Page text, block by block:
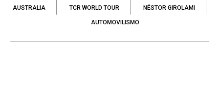
AUSTRALIA TCR WORLD TOUR NÉSTOR GIROLAMI
AUTOMOVILISMO